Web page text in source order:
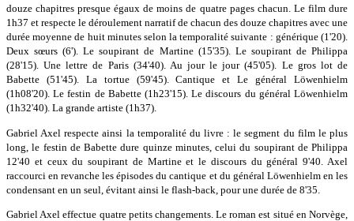
douze chapitres presque égaux de moins de quatre pages chacun. Le film dure
1h37 et respecte le déroulement narratif de chacun des douze chapitres avec une
durée moyenne de huit minutes selon la temporalité suivante : générique (1'20).
Deux sœurs (6'). Le soupirant de Martine (15'35). Le soupirant de Philippa
(28'15). Une lettre de Paris (34'40). Au jour le jour (45'05). Le gros lot de
Babette (51'45). La tortue (59'45). Cantique et Le général Löwenhielm
(1h08'20). Le festin de Babette (1h23'15). Le discours du général Löwenhielm
(1h32'40). La grande artiste (1h37).
Gabriel Axel respecte ainsi la temporalité du livre : le segment du film le plus
long, le festin de Babette dure quinze minutes, celui du soupirant de Philippa
12'40 et ceux du soupirant de Martine et le discours du général 9'40. Axel
raccourci en revanche les épisodes du cantique et du général Löwenhielm en les
condensant en un seul, évitant ainsi le flash-back, pour une durée de 8'35.
Gabriel Axel effectue quatre petits changements. Le roman est situé en Norvège,